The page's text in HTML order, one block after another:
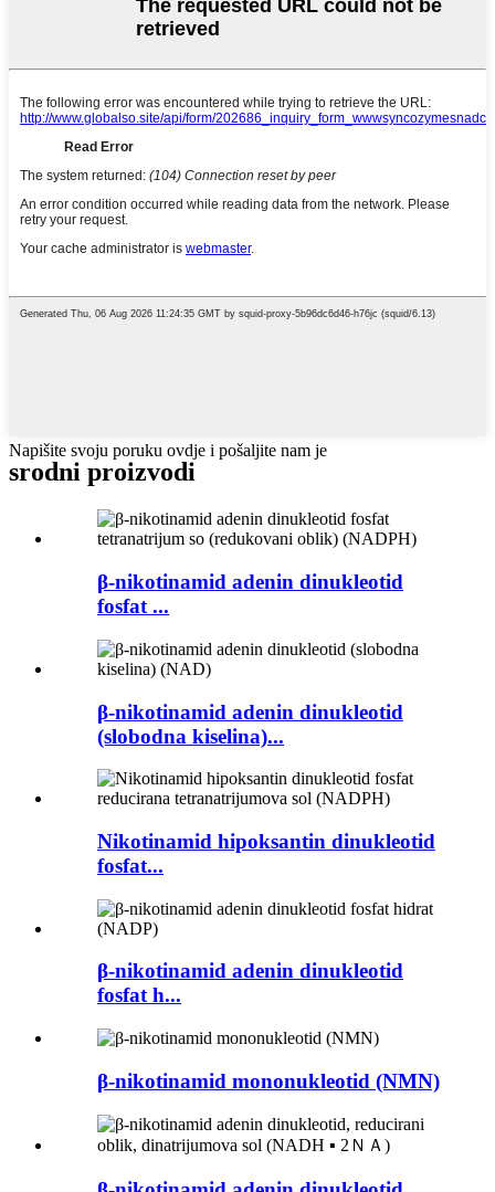
Napišite svoju poruku ovdje i pošaljite nam je
srodni proizvodi
β-nikotinamid adenin dinukleotid
fosfat ...
β-nikotinamid adenin dinukleotid
(slobodna kiselina)...
Nikotinamid hipoksantin dinukleotid
fosfat...
β-nikotinamid adenin dinukleotid
fosfat h...
β-nikotinamid mononukleotid (NMN)